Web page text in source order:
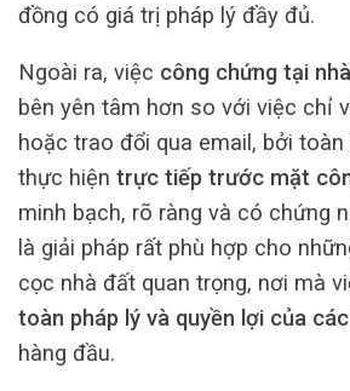
đồng có giá trị pháp lý đầy đủ.
Ngoài ra, việc công chứng tại nhà
bên yên tâm hơn so với việc chỉ
hoặc trao đổi qua email, bởi
thực hiện trực tiếp trước mặt
minh bạch, rõ ràng và có chứng
là giải pháp rất phù hợp cho
cọc nhà đất quan trọng, nơi mà
toàn pháp lý và quyền lợi của
hàng đầu.